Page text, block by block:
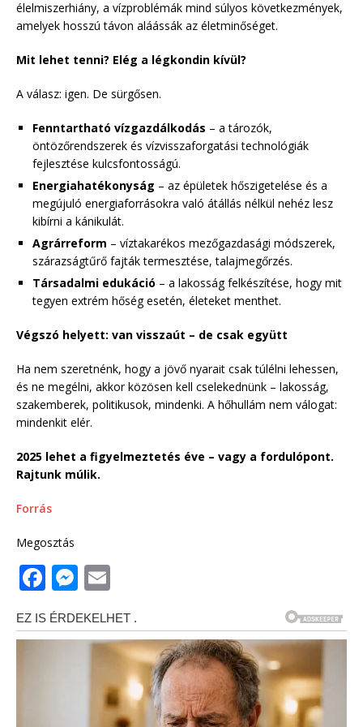
élelmiszerhiány, a vízproblémák mind súlyos következmények,
amelyek hosszú távon aláássák az életminőséget.
Mit lehet tenni? Elég a légkondin kívül?
A válasz: igen. De sürgősen.
Fenntartható vízgazdálkodás – a tározók,
öntözőrendszerek és vízvisszaforgatási technológiák
fejlesztése kulcsfontosságú.
Energiahatékonyság – az épületek hőszigetelése és a
megújuló energiaforrásokra való átállás nélkül nehéz lesz
kibírni a kánikulát.
Agrárreform – víztakarékos mezőgazdasági módszerek,
szárazságtűrő fajták termesztése, talajmegőrzés.
Társadalmi edukáció – a lakosság felkészítése, hogy mit
tegyen extrém hőség esetén, életeket menthet.
Végszó helyett: van visszaút – de csak együtt
Ha nem szeretnénk, hogy a jövő nyarait csak túlélni lehessen,
és ne megélni, akkor közösen kell cselekednünk – lakosság,
szakemberek, politikusok, mindenki. A hőhullám nem válogat:
mindenkit elér.
2025 lehet a figyelmeztetés éve – vagy a fordulópont.
Rajtunk múlik.
Forrás
Megosztás
F
a
c
M
ss
e
ai
l